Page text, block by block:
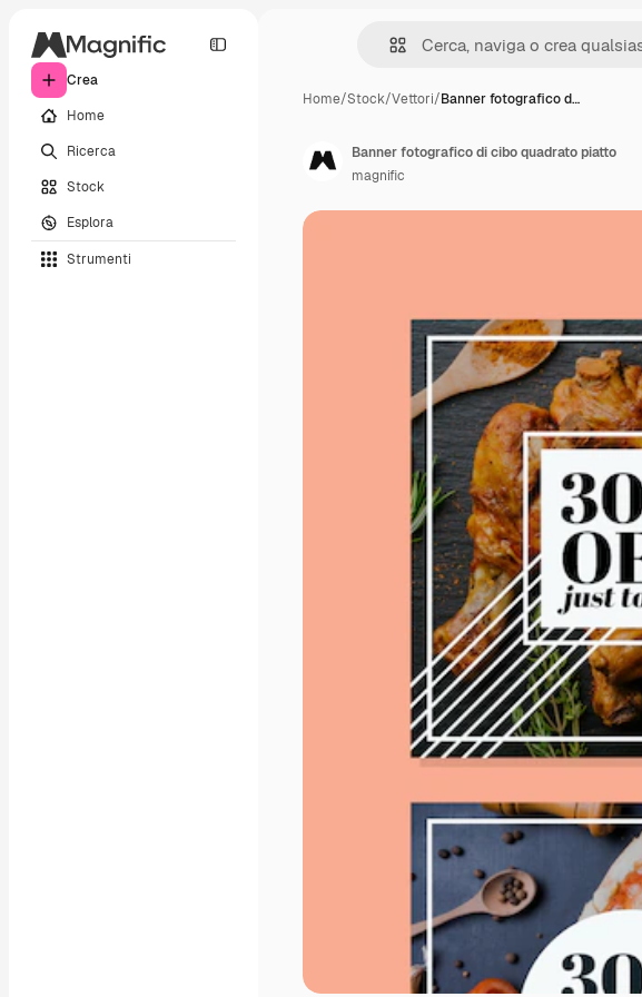
Crea
Home
Ricerca
Stock
Esplora
Strumenti
Home/Stock/Vettori/Banner fotografico d…
Banner fotografico di cibo quadrato piatto
magnific